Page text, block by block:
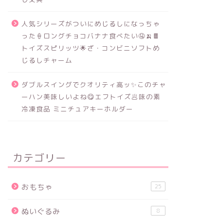
人気シリーズがついにめじるしになっちゃ
った🍦ロングチョコバナナ食べたい🤤🍌🍫
トイズスピリッツ🌟ざ・コンビニソフトめ
じるしチャーム
ダブルスイングでクオリティ高ッ✨このチャ
ーハン美味しいよね😋エフトイズ🥟味の素
冷凍食品 ミニチュアキーホルダー
カテゴリー
おもちゃ 25
ぬいぐるみ 8